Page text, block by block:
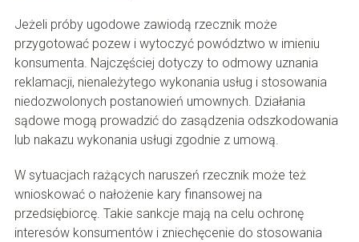
Jeżeli próby ugodowe zawiodą rzecznik może
przygotować pozew i wytoczyć powództwo w imieniu
konsumenta. Najczęściej dotyczy to odmowy uznania
reklamacji, nienależytego wykonania usług i stosowania
niedozwolonych postanowień umownych. Działania
sądowe mogą prowadzić do zasądzenia odszkodowania
lub nakazu wykonania usługi zgodnie z umową.
W sytuacjach rażących naruszeń rzecznik może też
wnioskować o nałożenie kary finansowej na
przedsiębiorcę. Takie sankcje mają na celu ochronę
interesów konsumentów i zniechęcenie do stosowania